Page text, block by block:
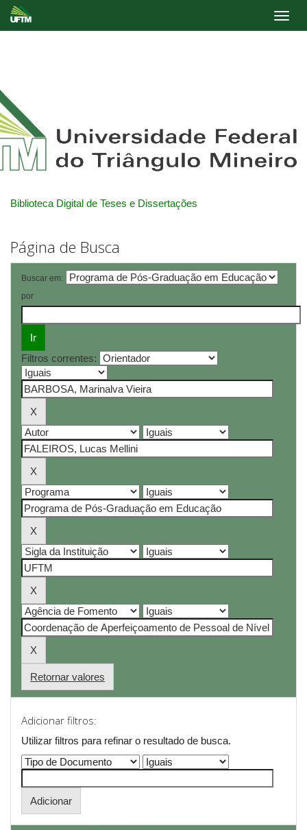
Biblioteca Digital de Teses e Dissertações
Página de Busca
Buscar em:
por
Filtros correntes:
Retornar valores
Adicionar filtros:
Utilizar filtros para refinar o resultado de busca.